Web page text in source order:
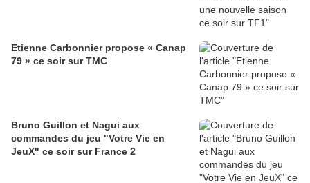
Etienne Carbonnier propose « Canap
79 » ce soir sur TMC
Bruno Guillon et Nagui aux
commandes du jeu "Votre Vie en
JeuX" ce soir sur France 2